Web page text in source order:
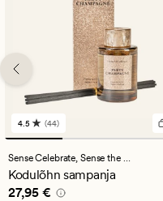
44
arvustust
keskmise
hinnanguga
4.5
4.5 (44)
Sense Celebrate, Sense the Moment
Kodulõhn sampanja
Pris_ee 27,95 €
27,95 €